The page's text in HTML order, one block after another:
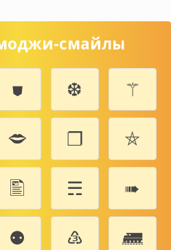
смайлы
⛊ ❆
⚚
🗢 ❐
⛤
🖺 ☴
➠
⚉ ♵ 🛲